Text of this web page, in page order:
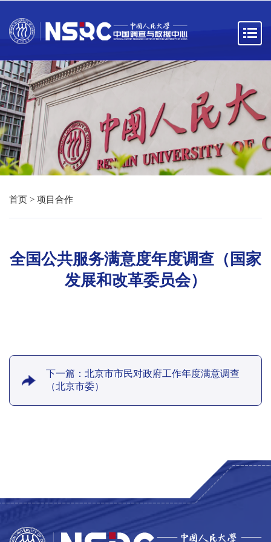
首页 > 项目合作
全国公共服务满意度年度调查（国家
发展和改革委员会）
下一篇：北京市市民对政府工作年度满意调查
（北京市委）